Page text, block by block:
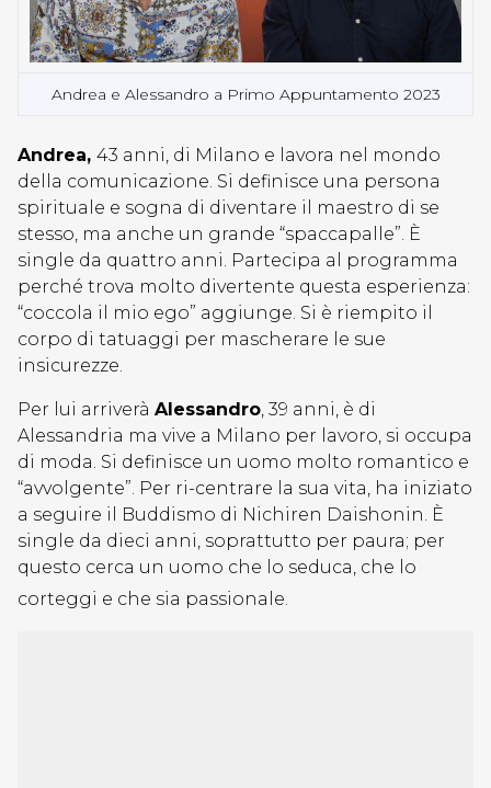
Andrea e Alessandro a Primo Appuntamento 2023
Andrea, 43 anni, di Milano e lavora nel mondo
della comunicazione. Si definisce una persona
spirituale e sogna di diventare il maestro di se
stesso, ma anche un grande “spaccapalle”. È
single da quattro anni. Partecipa al programma
perché trova molto divertente questa esperienza:
“coccola il mio ego” aggiunge. Si è riempito il
corpo di tatuaggi per mascherare le sue
insicurezze.
Per lui arriverà Alessandro, 39 anni, è di
Alessandria ma vive a Milano per lavoro, si occupa
di moda. Si definisce un uomo molto romantico e
“avvolgente”. Per ri-centrare la sua vita, ha iniziato
a seguire il Buddismo di Nichiren Daishonin. È
single da dieci anni, soprattutto per paura; per
questo cerca un uomo che lo seduca, che lo
corteggi e che sia passionale.